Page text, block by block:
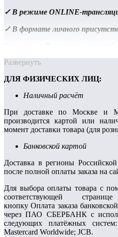
✓ В режиме ONLINE-
✓ В формате личного
Развернуть
ДЛЯ ФИЗИЧЕСКИХ ЛИЦ:
Наличный расчёт
При доставке по Москве и
производится картой или
момент доставки товара (для
Банковской картой
Доставка в регионы
после полной оплаты заказа на
Для выбора оплаты товара с
соответствующей
кнопку Оплата заказа
через ПАО СБЕРБАНК с
следующих платёжных
Mastercard Worldwide; JCB.